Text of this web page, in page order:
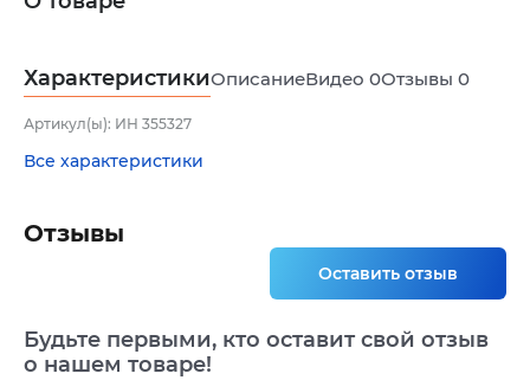
ХарактеристикиОписаниеВидео 0Отзывы 0
Артикул(ы): ИН 355327
Все характеристики
Отзывы
Оставить отзыв
Будьте первыми, кто оставит свой отзыв
о нашем товаре!